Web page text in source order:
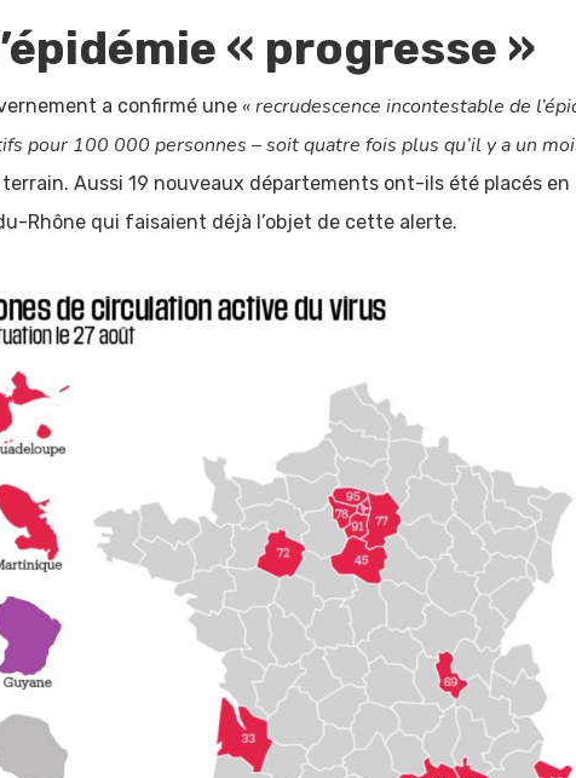
« progresse »
a confirmé une « recrudescence incontestable de
pour 100 000 personnes – soit quatre fois plus qu’il y a un
Aussi 19 nouveaux départements ont-ils été placés en
Rhône qui faisaient déjà l’objet de cette alerte.